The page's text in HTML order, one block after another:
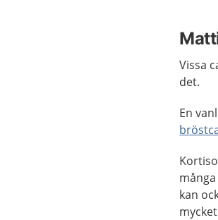
Vissa
det.
En
många
kan